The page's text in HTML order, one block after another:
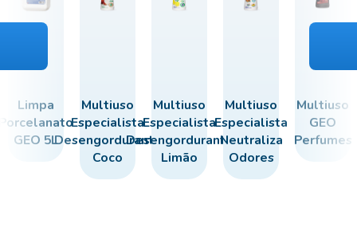
Limpa
GEO 5L
Multiuso
Especialista
Desengordurante
Coco
Multiuso
Especialista
Desengordurante
Limão
Multiuso
Especialista
Neutraliza
Odores
Multiuso
GEO
Perfumes